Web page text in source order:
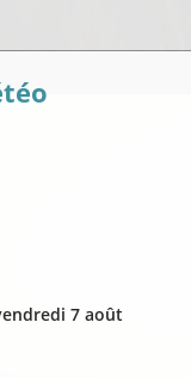
7 août